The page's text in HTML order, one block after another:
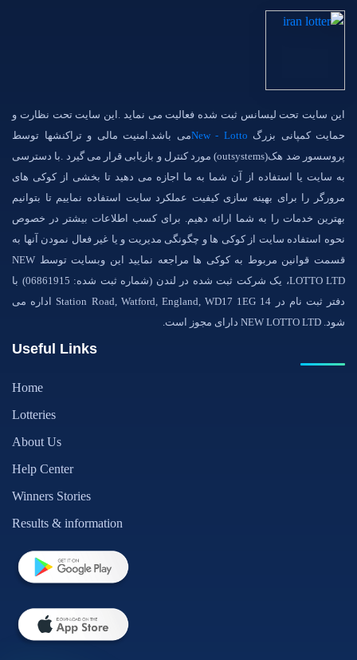
این سایت تحت لیسانس ثبت شده فعالیت می نماید .این سایت تحت نظارت و
حمایت کمپانی بزرگ New - Lottoمی باشد.امنیت مالی و تراکنشها توسط
پروسسور ضد هک(outsystems) مورد کنترل و بازیابی قرار می گیرد .با دسترسی
به سایت یا استفاده از آن شما به ما اجازه می دهید تا بخشی از کوکی های
مرورگر را برای بهینه سازی کیفیت عملکرد سایت استفاده نماییم تا بتوانیم
بهترین خدمات را به شما ارائه دهیم. برای کسب اطلاعات بیشتر در خصوص
نحوه استفاده سایت از کوکی ها و چگونگی مدیریت و یا غیر فعال نمودن آنها به
قسمت قوانین مربوط به کوکی ها مراجعه نمایید این وبسایت توسط NEW
LOTTO LTD، یک شرکت ثبت شده در لندن (شماره ثبت شده: 06861915) با
دفتر ثبت نام در 14 Station Road, Watford, England, WD17 1EG اداره می
شود. NEW LOTTO LTD دارای مجوز است.
Useful Links
Home
Lotteries
About Us
Help Center
Winners Stories
Results & information